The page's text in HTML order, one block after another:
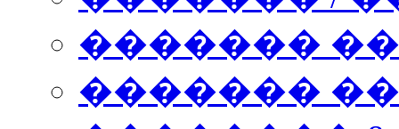
�������
������� ���